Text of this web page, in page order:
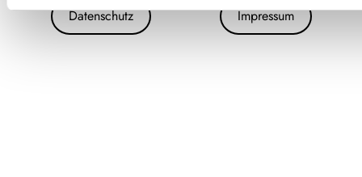
Datenschutz
Impressum